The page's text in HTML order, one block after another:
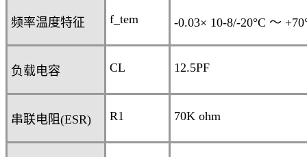
频率温度特征 f_tem -0.03× 10-8/-20°C ～
负载电容 CL 12.5PF
串联电阻(ESR) R1 70K ohm